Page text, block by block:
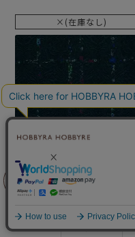
商品を探す 手芸を学ぶ
前に戻る
×(在庫なし)
生地 ホビーラホビーレデザ
インコレクション ウールラ
フラワー＜1N＞